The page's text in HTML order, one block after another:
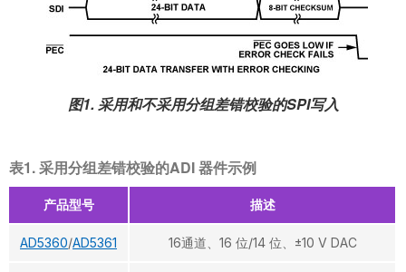
图1. 采用和不采用分组差错校验的SPI写入
表1. 采用分组差错校验的ADI 器件示例
产品型号 描述
AD5360/AD5361 16通道、16 位/14 位、±10 V DAC